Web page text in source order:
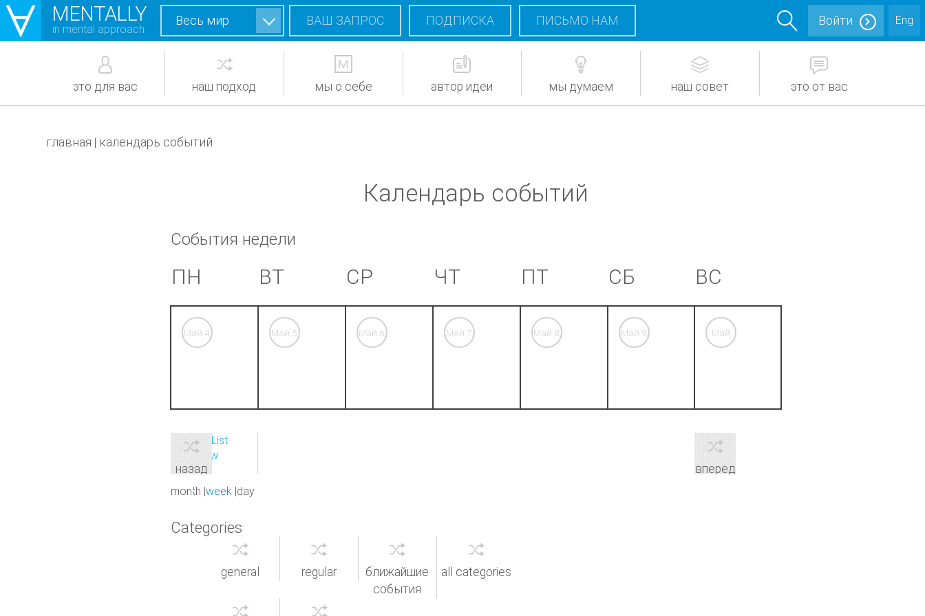
MENTALLY
in mental approach
Весь мир ВАШ ЗАПРОС ПОДПИСКА ПИСЬМО НАМ Eng
Войти
это для вас наш подход мы о себе автор идеи мы думаем наш совет это от вас
главная | календарь событий
Календарь событий
События недели
ПН ВТ СР ЧТ ПТ СБ ВС
Май 4, Май 5, Май 6, Май 7, Май 8, Май 9, Май
назад вперед
View as List
Print View
month week day
Categories
general regular
ближайшие
события
all categories